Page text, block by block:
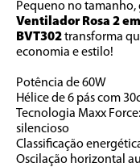
Ventilador Rosa 2
BVT302 transforma
economia e estilo!
Potência de 60W
Hélice de 6 pás com
Tecnologia Maxx
silencioso
Classificação
Oscilação horizontal